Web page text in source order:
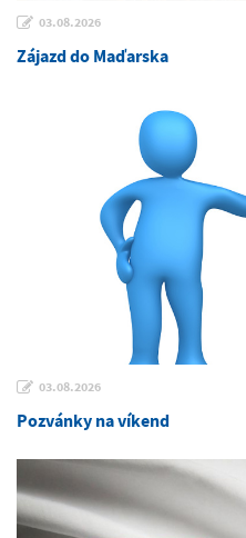
03.08.2026
Zájazd do Maďarska
03.08.2026
Pozvánky na víkend